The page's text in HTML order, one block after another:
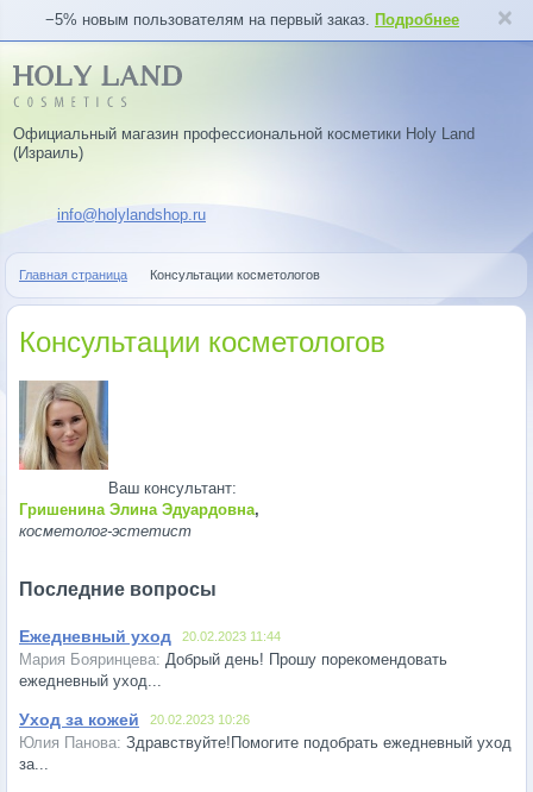
−5% новым пользователям на первый заказ. Подробнее
Официальный магазин профессиональной косметики Holy Land
(Израиль)
info@holylandshop.ru
Главная страница Консультации косметологов
Консультации косметологов
Ваш консультант:
Гришенина Элина Эдуардовна,
косметолог-эстетист
Последние вопросы
Ежедневный уход 20.02.2023 11:44
Добрый день! Прошу порекомендовать
ежедневный уход...
Уход за кожей 20.02.2023 10:26
Здравствуйте!Помогите подобрать ежедневный уход
за...